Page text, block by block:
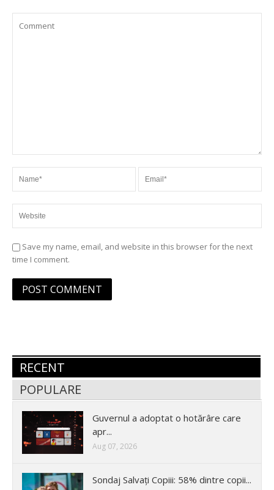
Save my name, email, and website in this browser for the next
time I comment.
RECENT
POPULARE
Guvernul a adoptat o hotărâre care
apr...
Aug 07, 2026
Sondaj Salvați Copiii: 58% dintre copii...